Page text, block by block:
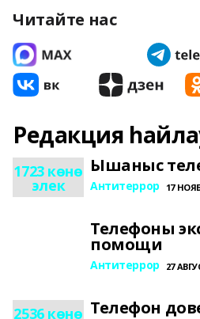
Читайте нас
Редакция
1723 көнө
элек
Ышаныс
Антитеррор 17
Телефоны
помощи
Антитеррор 27
2536 көнө Телефон